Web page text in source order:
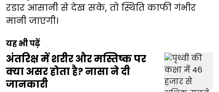
रडार आसानी से देख सके, तो स्थिति काफी गंभीर
मानी जाएगी।
यह भी पढ़ें
अंतरिक्ष में शरीर और मस्तिष्क पर
क्या असर होता है? नासा ने दी
जानकारी